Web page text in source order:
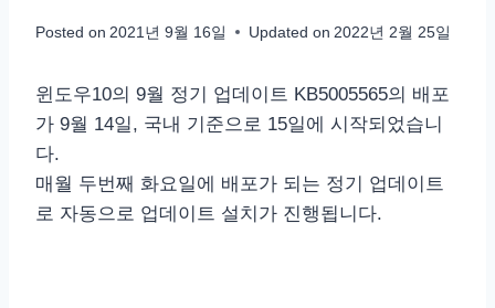
Posted on 2021년 9월 16일 Updated on 2022년 2월 25일
윈도우10의 9월 정기 업데이트 KB5005565의 배포
가 9월 14일, 국내 기준으로 15일에 시작되었습니
다.
매월 두번째 화요일에 배포가 되는 정기 업데이트
로 자동으로 업데이트 설치가 진행됩니다.